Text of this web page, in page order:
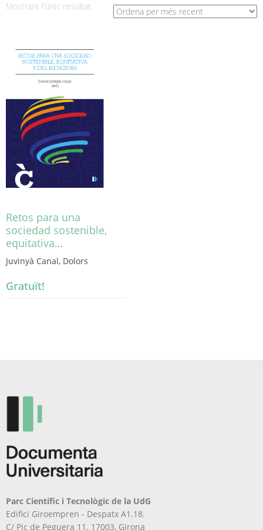
Mostrant l'únic resultat
Retos para una
sociedad sostenible,
equitativa…
Juvinyà Canal, Dolors
Gratuït!
Parc Científic i Tecnològic de la UdG
Edifici Giroempren - Despatx A1.18.
C/ Pic de Peguera 11. 17003, Girona